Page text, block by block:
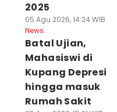
2025
05 Agu 2026, 14:24 WIB
News
Batal Ujian,
Mahasiswi di
Kupang Depresi
hingga masuk
Rumah Sakit